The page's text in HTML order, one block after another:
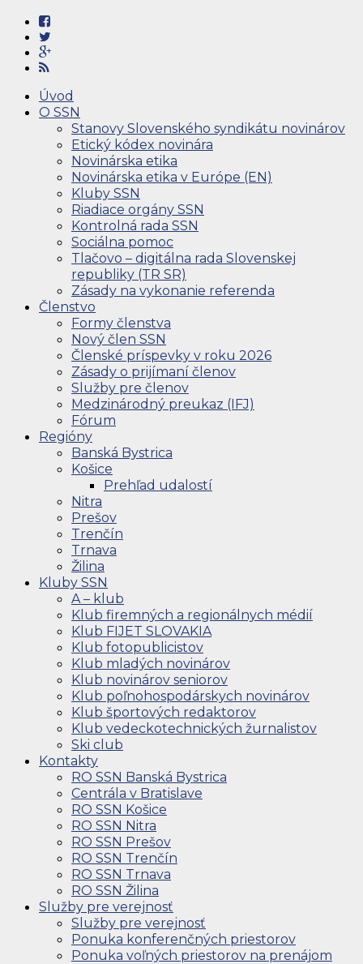
Úvod
O SSN
Stanovy Slovenského syndikátu novinárov
Etický kódex novinára
Novinárska etika
Novinárska etika v Európe (EN)
Kluby SSN
Riadiace orgány SSN
Kontrolná rada SSN
Sociálna pomoc
Tlačovo – digitálna rada Slovenskej
republiky (TR SR)
Zásady na vykonanie referenda
Členstvo
Formy členstva
Nový člen SSN
Členské príspevky v roku 2026
Zásady o prijímaní členov
Služby pre členov
Medzinárodný preukaz (IFJ)
Fórum
Regióny
Banská Bystrica
Košice
Prehľad udalostí
Nitra
Prešov
Trenčín
Trnava
Žilina
Kluby SSN
A – klub
Klub firemných a regionálnych médií
Klub FIJET SLOVAKIA
Klub fotopublicistov
Klub mladých novinárov
Klub novinárov seniorov
Klub poľnohospodárskych novinárov
Klub športových redaktorov
Klub vedeckotechnických žurnalistov
Ski club
Kontakty
RO SSN Banská Bystrica
Centrála v Bratislave
RO SSN Košice
RO SSN Nitra
RO SSN Prešov
RO SSN Trenčín
RO SSN Trnava
RO SSN Žilina
Služby pre verejnosť
Služby pre verejnosť
Ponuka konferenčných priestorov
Ponuka voľných priestorov na prenájom